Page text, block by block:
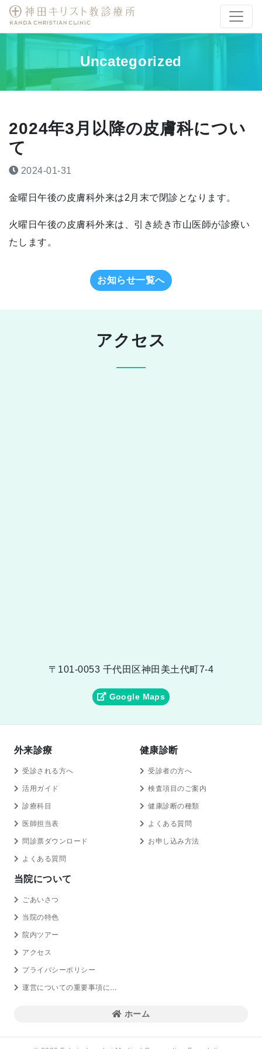
Uncategorized
2024年3月以降の皮膚科につい
て
2024-01-31
金曜日午後の皮膚科外来は2月末で閉診となります。
火曜日午後の皮膚科外来は、引き続き市山医師が診療い
たします。
お知らせ一覧へ
アクセス
〒101-0053 千代田区神田美土代町7-4
Google Maps
外来診療
受診される方へ
活用ガイド
診療科目
医師担当表
問診票ダウンロード
よくある質問
健康診断
受診者の方へ
検査項目のご案内
健康診断の種類
よくある質問
お申し込み方法
当院について
ごあいさつ
当院の特色
院内ツアー
アクセス
プライバシーポリシー
運営についての重要事項に関する規程の概要
ホーム